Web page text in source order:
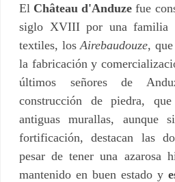
El Château d'Anduze fue
siglo XVIII por una familia
textiles, losAirebaudouze,
la fabricación y
últimos señores de
construcción de piedra,
antiguas murallas, aunque
fortificación, destacan las
pesar de tener una azarosa
mantenido en buen estado y